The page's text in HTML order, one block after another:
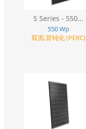
S Series - 550...
550 Wp
双面,背钝化 (PERC)